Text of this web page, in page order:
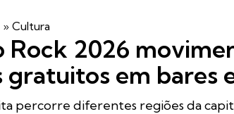
» Cultura
2026
gratuitos em bares
percorre diferentes regiões da